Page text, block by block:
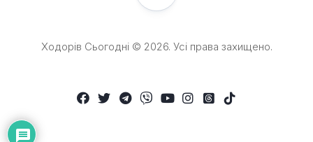
Ходорів Сьогодні © 2026. Усі права захищено.